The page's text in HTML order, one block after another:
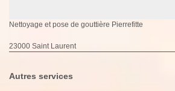
Nettoyage et pose de gouttière Pierrefitte
23000 Saint Laurent
Autres services